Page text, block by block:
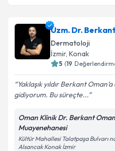
Uzm. Dr.
Dermatoloji
İzmir, Konak
5 (19
Yaklaşık yıldır Berkant
gidiyorum. Bu süreçte...
Oman Klinik Dr. Berkant Oman
Muayenehanesi
Kültür Mahallesi Talatpaşa Bulvarı
Alsancak Konak İzmir